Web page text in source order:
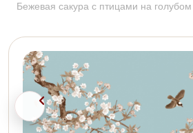
Бежевая сакура с птицами на